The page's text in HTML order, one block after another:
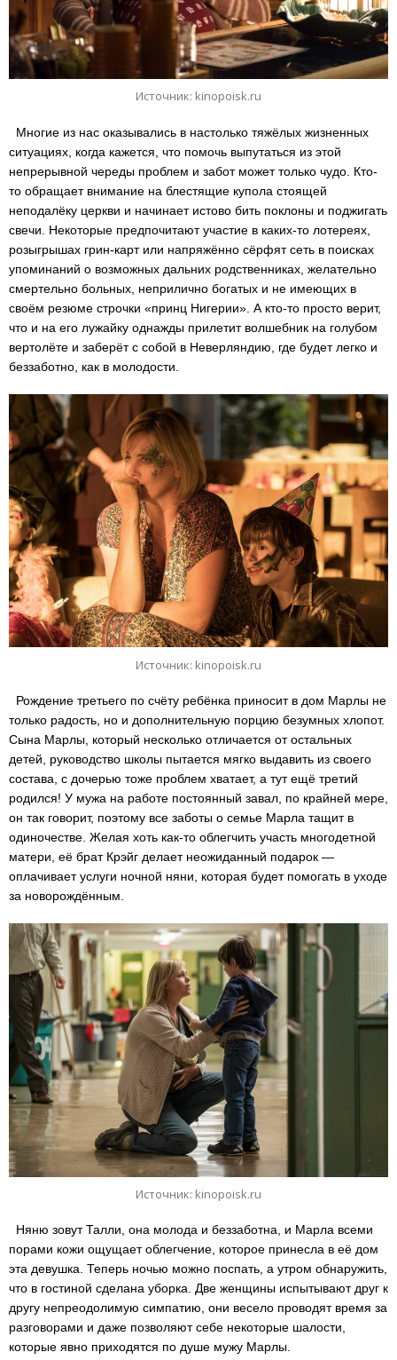
Источник: kinopoisk.ru
Многие из нас оказывались в настолько тяжёлых жизненных
ситуациях, когда кажется, что помочь выпутаться из этой
непрерывной череды проблем и забот может только чудо. Кто-
то обращает внимание на блестящие купола стоящей
неподалёку церкви и начинает истово бить поклоны и поджигать
свечи. Некоторые предпочитают участие в каких-то лотереях,
розыгрышах грин-карт или напряжённо сёрфят сеть в поисках
упоминаний о возможных дальних родственниках, желательно
смертельно больных, неприлично богатых и не имеющих в
своём резюме строчки «принц Нигерии». А кто-то просто верит,
что и на его лужайку однажды прилетит волшебник на голубом
вертолёте и заберёт с собой в Неверляндию, где будет легко и
беззаботно, как в молодости.
Источник: kinopoisk.ru
Рождение третьего по счёту ребёнка приносит в дом Марлы не
только радость, но и дополнительную порцию безумных хлопот.
Сына Марлы, который несколько отличается от остальных
детей, руководство школы пытается мягко выдавить из своего
состава, с дочерью тоже проблем хватает, а тут ещё третий
родился! У мужа на работе постоянный завал, по крайней мере,
он так говорит, поэтому все заботы о семье Марла тащит в
одиночестве. Желая хоть как-то облегчить участь многодетной
матери, её брат Крэйг делает неожиданный подарок —
оплачивает услуги ночной няни, которая будет помогать в уходе
за новорождённым.
Источник: kinopoisk.ru
Няню зовут Талли, она молода и беззаботна, и Марла всеми
порами кожи ощущает облегчение, которое принесла в её дом
эта девушка. Теперь ночью можно поспать, а утром обнаружить,
что в гостиной сделана уборка. Две женщины испытывают друг к
другу непреодолимую симпатию, они весело проводят время за
разговорами и даже позволяют себе некоторые шалости,
которые явно приходятся по душе мужу Марлы.